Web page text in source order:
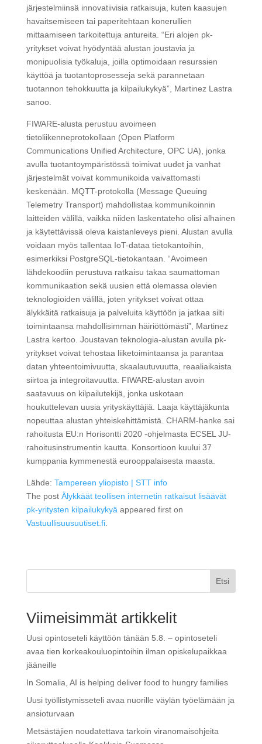
järjestelmiinsä innovatiivisia ratkaisuja, kuten kaasujen
havaitsemiseen tai paperitehtaan konerullien
mittaamiseen tarkoitettuja antureita. “Eri alojen pk-
yritykset voivat hyödyntää alustan joustavia ja
monipuolisia työkaluja, joilla optimoidaan resurssien
käyttöä ja tuotantoprosesseja sekä parannetaan
tuotannon tehokkuutta ja kilpailukykyä”, Martinez Lastra
sanoo.
FIWARE-alusta perustuu avoimeen
tietoliikenneprotokollaan (Open Platform
Communications Unified Architecture, OPC UA), jonka
avulla tuotantoympäristössä toimivat uudet ja vanhat
järjestelmät voivat kommunikoida vaivattomasti
keskenään. MQTT-protokolla (Message Queuing
Telemetry Transport) mahdollistaa kommunikoinnin
laitteiden välillä, vaikka niiden laskentateho olisi alhainen
ja käytettävissä oleva kaistanleveys pieni. Alustan avulla
voidaan myös tallentaa IoT-dataa tietokantoihin,
esimerkiksi PostgreSQL-tietokantaan. “Avoimeen
lähdekoodiin perustuva ratkaisu takaa saumattoman
kommunikaation sekä uusien että olemassa olevien
teknologioiden välillä, joten yritykset voivat ottaa
älykkäitä ratkaisuja ja palveluita käyttöön ja jatkaa silti
toimintaansa mahdollisimman häiriöttömästi”, Martinez
Lastra kertoo. Joustavan teknologia-alustan avulla pk-
yritykset voivat tehostaa liiketoimintaansa ja parantaa
datan yhteentoimivuutta, skaalautuvuutta, reaaliaikaista
siirtoa ja integroitavuutta. FIWARE-alustan avoin
saatavuus on kilpailutekijä, jonka uskotaan
houkuttelevan uusia yrityskäyttäjiä. Laaja käyttäjäkunta
nopeuttaa alustan yhteiskehittämistä. CHARM-hanke sai
rahoitusta EU:n Horisontti 2020 -ohjelmasta ECSEL JU-
rahoitusinstrumentin kautta. Konsortioon kuului 37
kumppania kymmenestä eurooppalaisesta maasta.
Lähde: Tampereen yliopisto | STT info
The post Älykkäät teollisen internetin ratkaisut lisäävät
pk-yritysten kilpailukykyäappeared first on
Vastuullisuusuutiset.fi.
Etsi
Viimeisimmät artikkelit
Uusi opintoseteli käyttöön tänään 5.8. – opintoseteli
avaa tien korkeakouluopintoihin ilman opiskelupaikkaa
jääneille
In Somalia, AI is helping deliver food to hungry families
Uusi työllistymisseteli avaa nuorille väylän työelämään ja
ansioturvaan
Metsästäjien noudatettava tarkoin viranomaisohjeita